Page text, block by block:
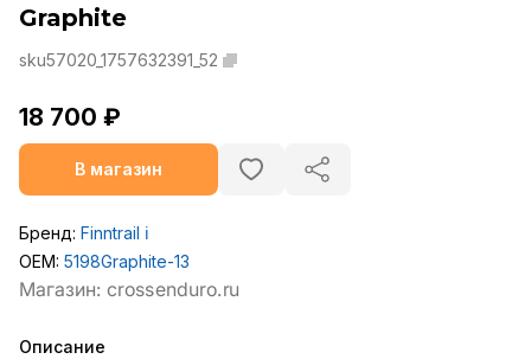
Graphite
sku57020_1757632391_52
18 700 ₽
В магазин
Бренд: Finntrail ℹ️
OEM: 5198Graphite-13
Описание